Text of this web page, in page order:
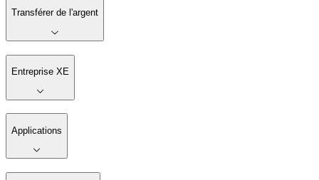
Transférer de l'argent
Entreprise XE
Applications